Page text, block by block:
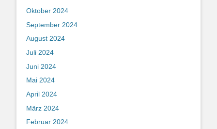
Oktober 2024
September 2024
August 2024
Juli 2024
Juni 2024
Mai 2024
April 2024
März 2024
Februar 2024